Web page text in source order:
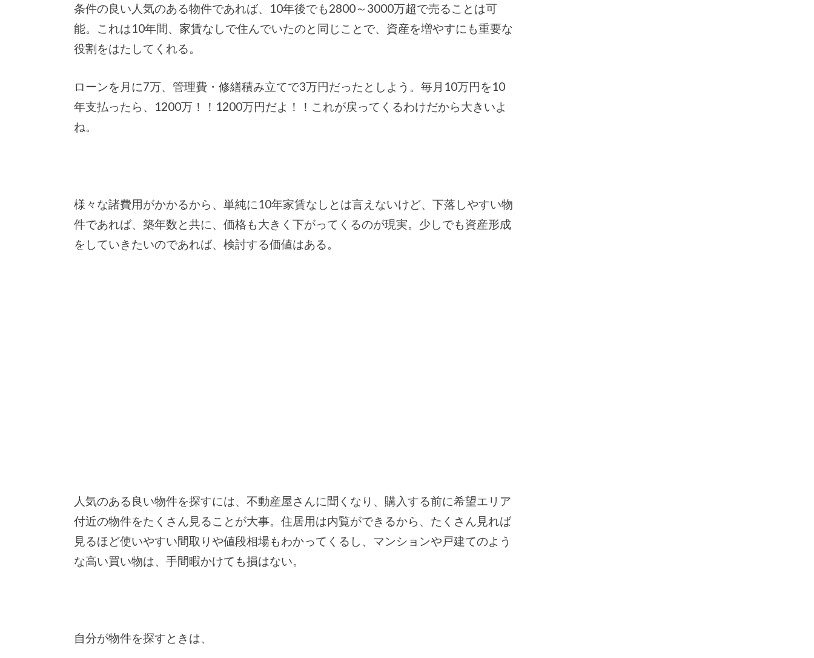
条件の良い人気のある物件であれば、10年後でも2800～3000万超で売ることは可
能。これは10年間、家賃なしで住んでいたのと同じことで、資産を増やすにも重要な
役割をはたしてくれる。
ローンを月に7万、管理費・修繕積み立てで3万円だったとしよう。毎月10万円を10
年支払ったら、1200万！！1200万円だよ！！これが戻ってくるわけだから大きいよ
ね。
様々な諸費用がかかるから、単純に10年家賃なしとは言えないけど、下落しやすい物
件であれば、築年数と共に、価格も大きく下がってくるのが現実。少しでも資産形成
をしていきたいのであれば、検討する価値はある。
人気のある良い物件を探すには、不動産屋さんに聞くなり、購入する前に希望エリア
付近の物件をたくさん見ることが大事。住居用は内覧ができるから、たくさん見れば
見るほど使いやすい間取りや値段相場もわかってくるし、マンションや戸建てのよう
な高い買い物は、手間暇かけても損はない。
自分が物件を探すときは、